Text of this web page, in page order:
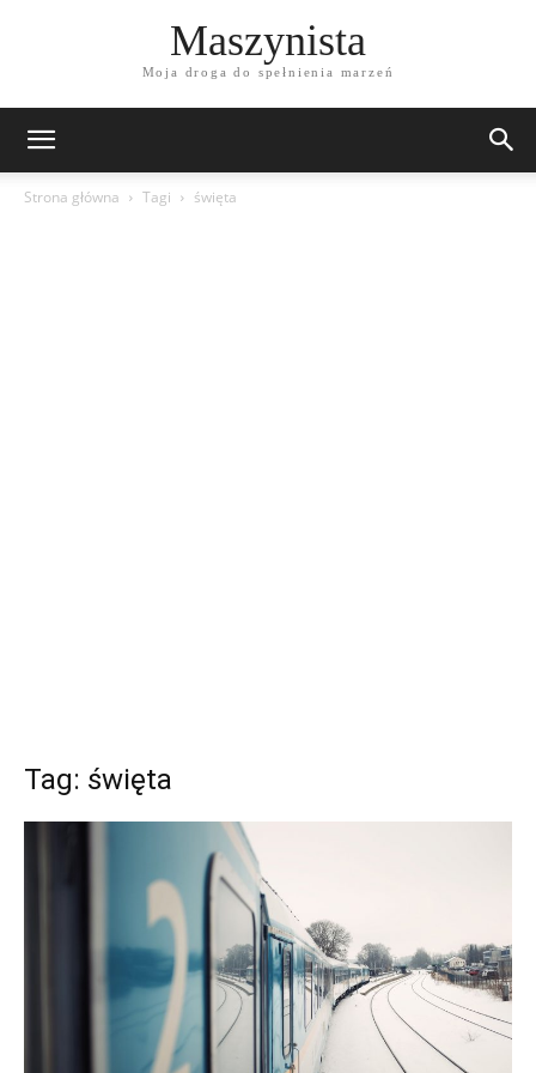
Maszynista
Moja droga do spełnienia marzeń
Strona główna Tagi święta
Tag: święta